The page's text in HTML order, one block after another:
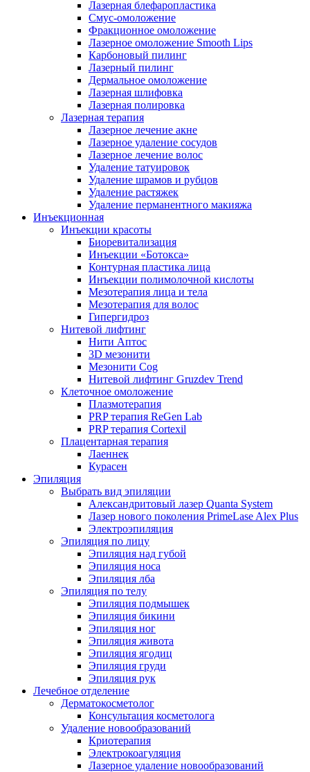
Лазерная блефаропластика
Смус-омоложение
Фракционное омоложение
Лазерное омоложение Smooth Lips
Карбоновый пилинг
Лазерный пилинг
Дермальное омоложение
Лазерная шлифовка
Лазерная полировка
Лазерная терапия
Лазерное лечение акне
Лазерное удаление сосудов
Лазерное лечение волос
Удаление татуировок
Удаление шрамов и рубцов
Удаление растяжек
Удаление перманентного макияжа
Инъекционная
Инъекции красоты
Биоревитализация
Инъекции «Ботокса»
Контурная пластика лица
Инъекции полимолочной кислоты
Мезотерапия лица и тела
Мезотерапия для волос
Гипергидроз
Нитевой лифтинг
Нити Аптос
3D мезонити
Мезонити Cog
Нитевой лифтинг Gruzdev Trend
Клеточное омоложение
Плазмотерапия
PRP терапия ReGen Lab
PRP терапия Cortexil
Плацентарная терапия
Лаеннек
Курасен
Эпиляция
Выбрать вид эпиляции
Александритовый лазер Quanta System
Лазер нового поколения PrimeLase Alex Plus
Электроэпиляция
Эпиляция по лицу
Эпиляция над губой
Эпиляция носа
Эпиляция лба
Эпиляция по телу
Эпиляция подмышек
Эпиляция бикини
Эпиляция ног
Эпиляция живота
Эпиляция ягодиц
Эпиляция груди
Эпиляция рук
Лечебное отделение
Дерматокосметолог
Консультация косметолога
Удаление новообразований
Криотерапия
Электрокоагуляция
Лазерное удаление новообразований